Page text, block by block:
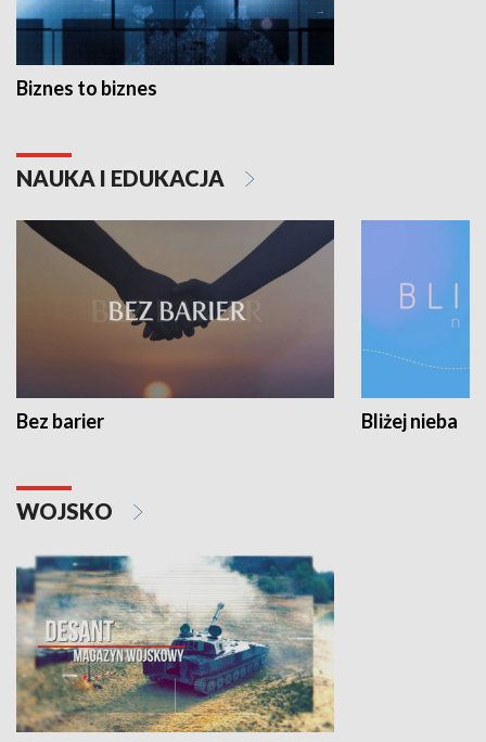
Biznes to biznes
NAUKA I EDUKACJA
Bez barier Bliżej nieba
WOJSKO